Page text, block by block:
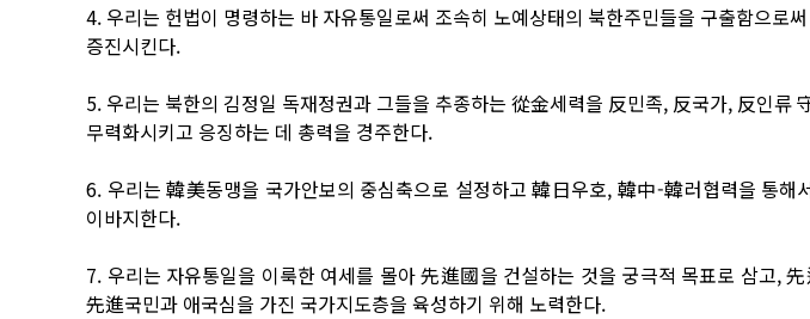
4. 우리는 헌법이 명령하는 바 자유통일로써 조속히 노예상태의 북한주민들을 구출함으로
증진시킨다.
5. 우리는 북한의 김정일 독재정권과 그들을 추종하는 從金세력을 反민족, 反국가, 反인류
무력화시키고 응징하는 데 총력을 경주한다.
6. 우리는 韓美동맹을 국가안보의 중심축으로 설정하고 韓日우호, 韓中-韓러협력을 통해
이바지한다.
7. 우리는 자유통일을 이룩한 여세를 몰아 先進國을 건설하는 것을 궁극적 목표로 삼고,
先進국민과 애국심을 가진 국가지도층을 육성하기 위해 노력한다.